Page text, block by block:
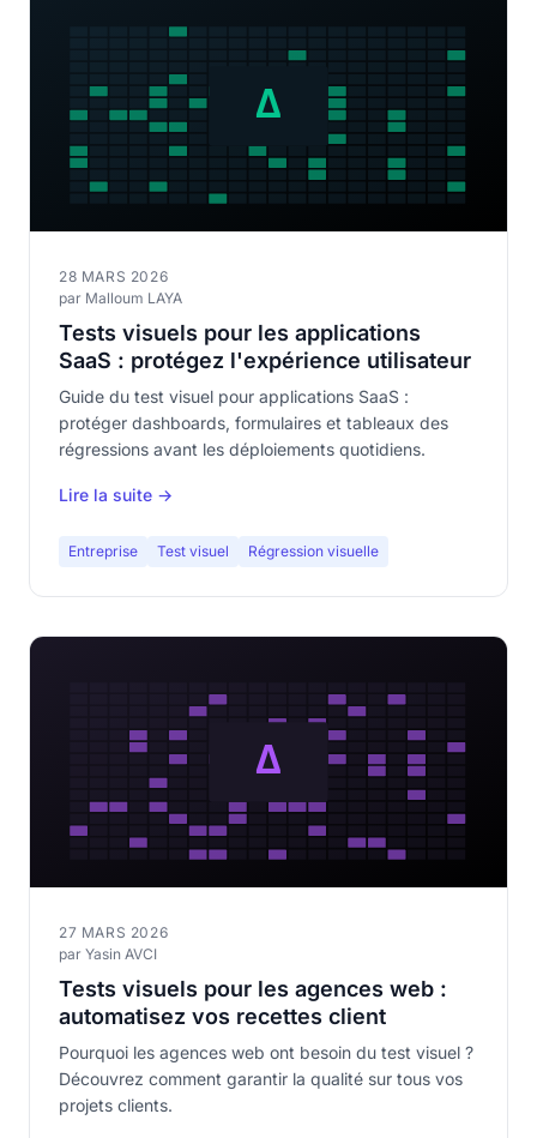
28 MARS 2026
par Malloum LAYA
Tests visuels pour les applications
SaaS : protégez l'expérience utilisateur
Guide du test visuel pour applications SaaS :
protéger dashboards, formulaires et tableaux des
régressions avant les déploiements quotidiens.
Lire la suite →
Entreprise Test visuel Régression visuelle
27 MARS 2026
par Yasin AVCI
Tests visuels pour les agences web :
automatisez vos recettes client
Pourquoi les agences web ont besoin du test visuel ?
Découvrez comment garantir la qualité sur tous vos
projets clients.